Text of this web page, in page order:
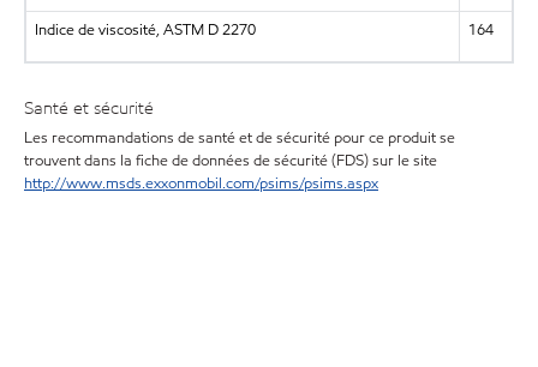
Indice de viscosité, ASTM D 2270 164
Santé et sécurité
Les recommandations de santé et de sécurité pour ce produit se
trouvent dans la fiche de données de sécurité (FDS) sur le site
http://www.msds.exxonmobil.com/psims/psims.aspx